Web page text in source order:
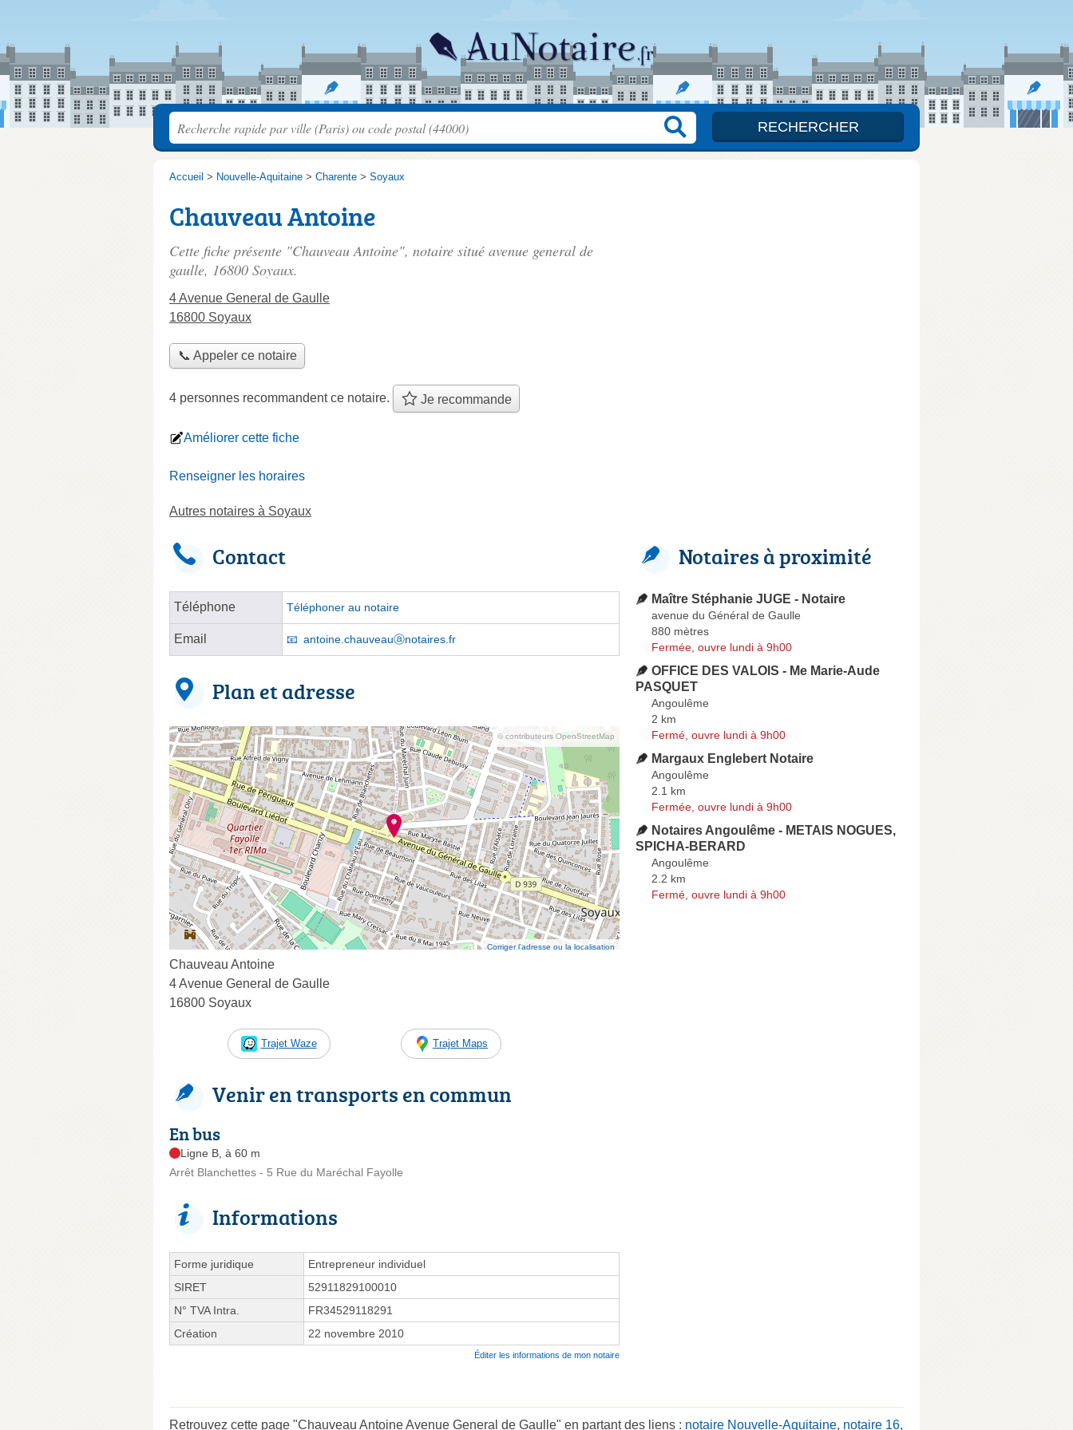
Accueil > Nouvelle-Aquitaine > Charente > Soyaux
Chauveau Antoine
Cette fiche présente "Chauveau Antoine", notaire situé avenue general de
gaulle, 16800 Soyaux.
4 Avenue General de Gaulle
16800 Soyaux
📞 Appeler ce notaire
4 personnes recommandentce notaire. Je recommande
Améliorer cette fiche
Renseigner les horaires
Autres notaires à Soyaux
Contact
Téléphone Téléphoner au notaire
Email antoine.chauveauⓐnotaires.fr
Plan et adresse
© contributeurs OpenStreetMap
Corriger l’adresse ou la localisation
Chauveau Antoine
4 Avenue General de Gaulle
16800 Soyaux
Trajet Waze Trajet Maps
Venir en transports en commun
En bus
Ligne B, à 60 m
Arrêt Blanchettes - 5 Rue du Maréchal Fayolle
Informations
Forme juridique
Entrepreneur individuel
SIRET
52911829100010
N° TVA Intra.
FR34529118291
Création
22 novembre 2010
Éditer les informations de mon notaire
Notaires à proximité
Maître Stéphanie JUGE - Notaire
avenue du Général de Gaulle
880 mètres
Fermée, ouvre lundi à 9h00
OFFICE DES VALOIS - Me Marie-Aude
PASQUET
Angoulême
2 km
Fermé, ouvre lundi à 9h00
Margaux Englebert Notaire
Angoulême
2.1 km
Fermée, ouvre lundi à 9h00
Notaires Angoulême - METAIS NOGUES,
SPICHA-BERARD
Angoulême
2.2 km
Fermé, ouvre lundi à 9h00
Retrouvez cette page "Chauveau Antoine Avenue General de Gaulle" en partant des liens : notaire Nouvelle-Aquitaine, notaire 16,